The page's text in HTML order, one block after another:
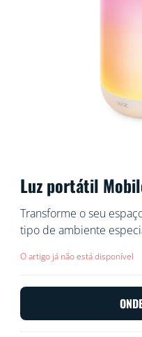
Luz portátil
Transforme o seu
tipo de ambiente
Mobile para qualquer
verdadeiramente
O artigo já não está disponível